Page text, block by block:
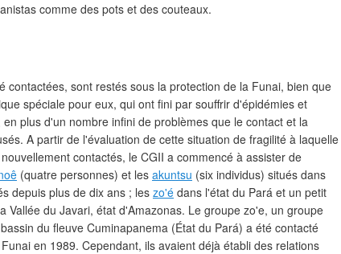
comme des pots et des couteaux.
contactées, sont restés sous la protection de la Funai, bien que
spéciale pour eux, qui ont fini par souffrir d'épidémies et
plus d'un nombre infini de problèmes que le contact et la
A partir de l'évaluation de cette situation de fragilité à laquelle
contactés, le CGII a commencé à assister de
(quatre personnes) et les akuntsu (six individus) situés dans
depuis plus de dix ans ; les zo'é dans l'état du Pará et un petit
Vallée du Javari, état d'Amazonas. Le groupe zo'e, un groupe
du fleuve Cuminapanema (État du Pará) a été contacté
en 1989. Cependant, ils avaient déjà établi des relations